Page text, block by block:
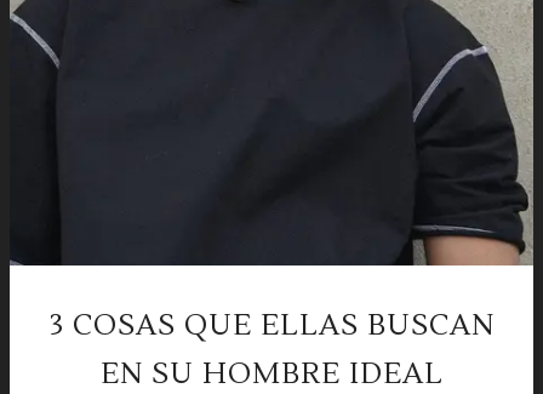
3 COSAS QUE ELLAS BUSCAN
EN SU HOMBRE IDEAL